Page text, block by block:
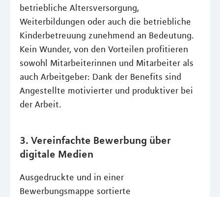
betriebliche Altersversorgung,
Weiterbildungen oder auch die betriebliche
Kinderbetreuung zunehmend an Bedeutung.
Kein Wunder, von den Vorteilen profitieren
sowohl Mitarbeiterinnen und Mitarbeiter als
auch Arbeitgeber: Dank der Benefits sind
Angestellte motivierter und produktiver bei
der Arbeit.
3. Vereinfachte Bewerbung über
digitale Medien
Ausgedruckte und in einer
Bewerbungsmappe sortierte